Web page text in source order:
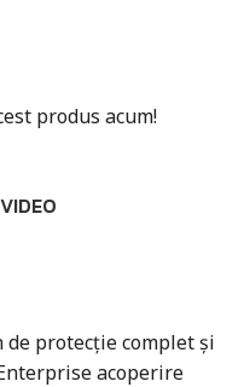
produs acum!
VIDEO
de protecție complet și
acoperire